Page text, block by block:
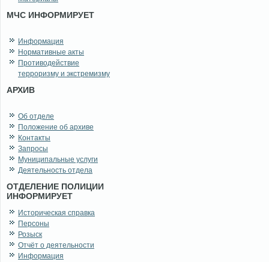
МЧС ИНФОРМИРУЕТ
Информация
Нормативные акты
Противодействие
терроризму и экстремизму
АРХИВ
Об отделе
Положение об архиве
Контакты
Запросы
Муниципальные услуги
Деятельность отдела
ОТДЕЛЕНИЕ ПОЛИЦИИ
ИНФОРМИРУЕТ
Историческая справка
Персоны
Розыск
Отчёт о деятельности
Информация